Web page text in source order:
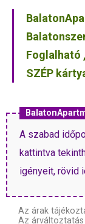
Foglalható
SZÉP
A szabad
kattintva
igényeit, rövid
Az árak
Az